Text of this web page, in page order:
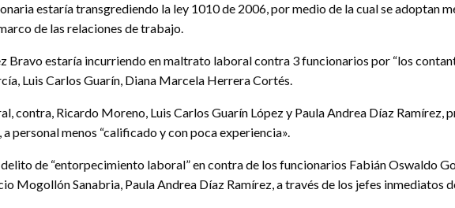
estaría transgrediendo la ley 1010 de 2006, por medio de la cual se adoptan
de las relaciones de trabajo.
estaría incurriendo en maltrato laboral contra 3 funcionarios por “los
Luis Carlos Guarín, Diana Marcela Herrera Cortés.
contra, Ricardo Moreno, Luis Carlos Guarín López y Paula Andrea Díaz Ramírez,
personal menos “calificado y con poca experiencia».
de “entorpecimiento laboral” en contra de los funcionarios Fabián Oswaldo
Sanabria, Paula Andrea Díaz Ramírez, a través de los jefes inmediatos